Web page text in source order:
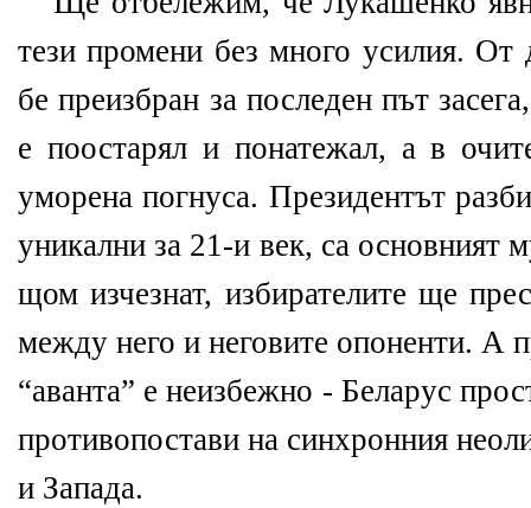
тези промени без много усилия. От
бе преизбран за последен път
е поостарял и понатежал, а в
уморена погнуса. Президентът
уникални за 21-и век, са основният
щом изчезнат, избирателите ще
между него и неговите опоненти. А
“аванта” е неизбежно - Беларус
противопостави на синхронния
и Запада.